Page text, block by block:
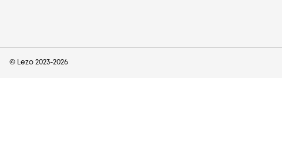
© Lezo 2023-2026